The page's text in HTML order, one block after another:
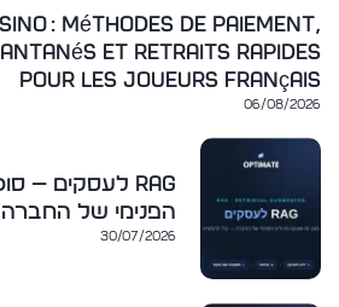
: méthodes de paiement,
et retraits rapides
pour les joueurs français
06/08/2026
הפנימי של
30/07/2026